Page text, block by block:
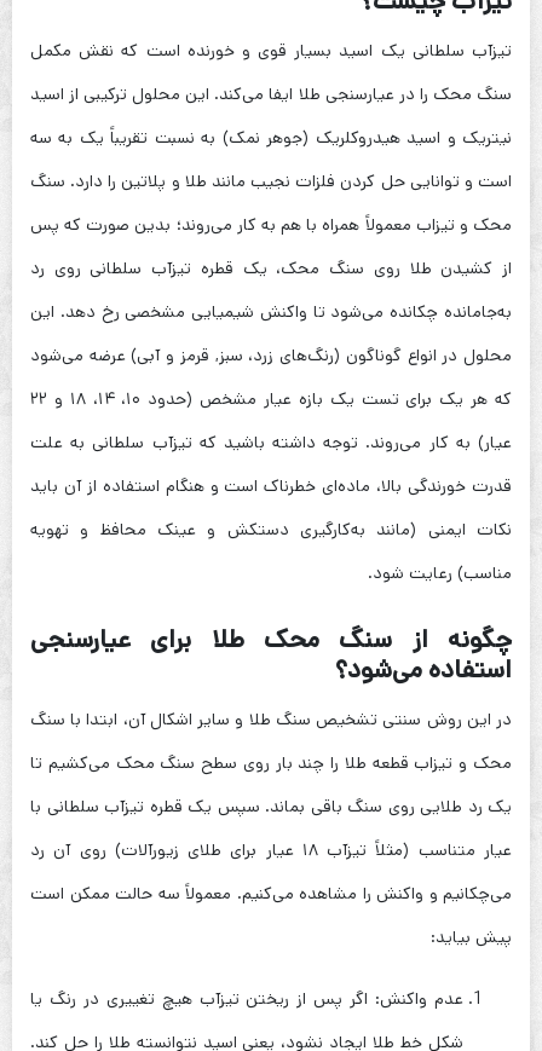
تیزآب سلطانی یک اسید بسیار قوی و خورنده است که نقش مکمل
سنگ محک را در عیارسنجی طلا ایفا می‌کند. این محلول ترکیبی از اسید
نیتریک و اسید هیدروکلریک (جوهر نمک) به نسبت تقریباً یک به سه
است و توانایی حل کردن فلزات نجیب مانند طلا و پلاتین را دارد. سنگ
محک و تیزاب معمولاً همراه با هم به کار می‌روند؛ بدین صورت که پس
از کشیدن طلا روی سنگ محک، یک قطره تیزآب سلطانی روی رد
به‌جا‌مانده چکانده می‌شود تا واکنش شیمیایی مشخصی رخ دهد. این
محلول در انواع گوناگون (رنگ‌های زرد، سبز, قرمز و آبی) عرضه می‌شود
که هر یک برای تست یک بازه عیار مشخص (حدود ۱۰، ۱۴، ۱۸ و ۲۲
عیار) به کار می‌روند. توجه داشته باشید که تیزآب سلطانی به علت
قدرت خورندگی بالا، ماده‌ای خطرناک است و هنگام استفاده از آن باید
نکات ایمنی (مانند به‌کارگیری دستکش و عینک محافظ و تهویه
مناسب) رعایت شود.
چگونه از سنگ محک طلا برای عیارسنجی
استفاده می‌شود؟
در این روش سنتی تشخیص سنگ طلا و سایر اشکال آن، ابتدا با سنگ
محک و تیزاب قطعه طلا را چند بار روی سطح سنگ محک می‌کشیم تا
یک رد طلایی روی سنگ باقی بماند. سپس یک قطره تیزآب سلطانی با
عیار متناسب (مثلاً تیزآب ۱۸ عیار برای طلای زیورآلات) روی آن رد
می‌چکانیم و واکنش را مشاهده می‌کنیم. معمولاً سه حالت ممکن است
پیش بیاید:
عدم واکنش: اگر پس از ریختن تیزآب هیچ تغییری در رنگ یا
شکل خط طلا ایجاد نشود، یعنی اسید نتوانسته طلا را حل کند.